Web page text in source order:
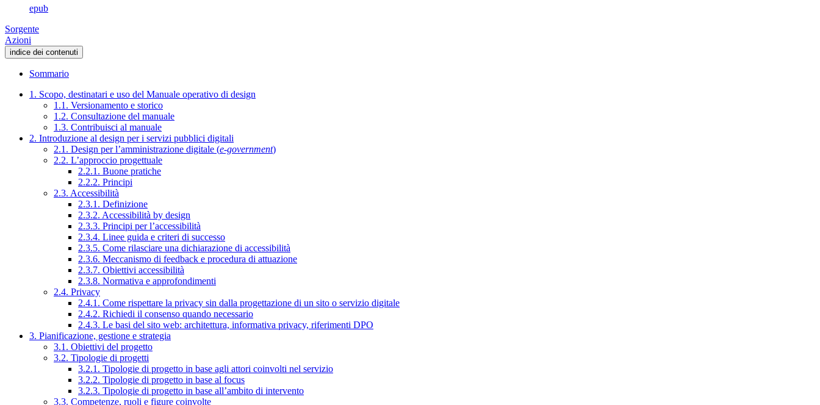
epub
Sorgente
Azioni
indice dei contenuti
Sommario
1. Scopo, destinatari e uso del Manuale operativo di design
1.1. Versionamento e storico
1.2. Consultazione del manuale
1.3. Contribuisci al manuale
2. Introduzione al design per i servizi pubblici digitali
2.1. Design per l’amministrazione digitale (e-government)
2.2. L’approccio progettuale
2.2.1. Buone pratiche
2.2.2. Principi
2.3. Accessibilità
2.3.1. Definizione
2.3.2. Accessibilità by design
2.3.3. Principi per l’accessibilità
2.3.4. Linee guida e criteri di successo
2.3.5. Come rilasciare una dichiarazione di accessibilità
2.3.6. Meccanismo di feedback e procedura di attuazione
2.3.7. Obiettivi accessibilità
2.3.8. Normativa e approfondimenti
2.4. Privacy
2.4.1. Come rispettare la privacy sin dalla progettazione di un sito o servizio digitale
2.4.2. Richiedi il consenso quando necessario
2.4.3. Le basi del sito web: architettura, informativa privacy, riferimenti DPO
3. Pianificazione, gestione e strategia
3.1. Obiettivi del progetto
3.2. Tipologie di progetti
3.2.1. Tipologie di progetto in base agli attori coinvolti nel servizio
3.2.2. Tipologie di progetto in base al focus
3.2.3. Tipologie di progetto in base all’ambito di intervento
3.3. Competenze, ruoli e figure coinvolte